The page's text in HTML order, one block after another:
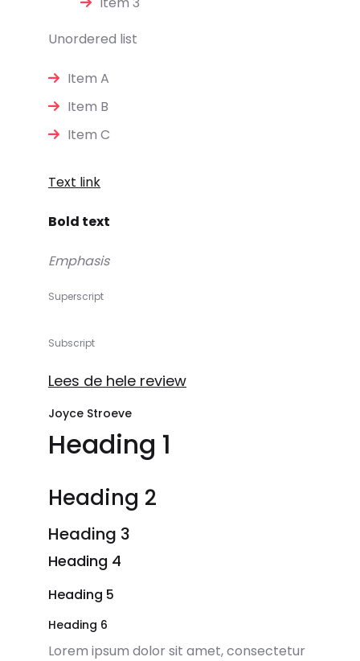
Unordered list
Item A
Item B
Item C
Text link
Bold text
Emphasis
Superscript
Subscript
Lees de hele review
Joyce Stroeve
Heading 1
Heading 2
Heading 3
Heading 4
Heading 5
Heading 6
Lorem ipsum dolor sit amet, consectetur